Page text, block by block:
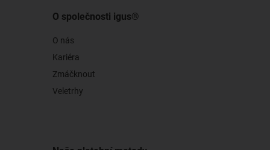
O společnosti igus®
O nás
Kariéra
Zmáčknout
Veletrhy